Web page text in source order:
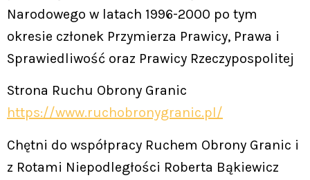
Narodowego w latach 1996-2000 po tym
okresie członek Przymierza Prawicy, Prawa i
Sprawiedliwość oraz Prawicy Rzeczypospolitej
Strona Ruchu Obrony Granic
https://www.ruchobronygranic.pl/
Chętni do współpracy Ruchem Obrony Granic i
z Rotami Niepodległości Roberta Bąkiewicz